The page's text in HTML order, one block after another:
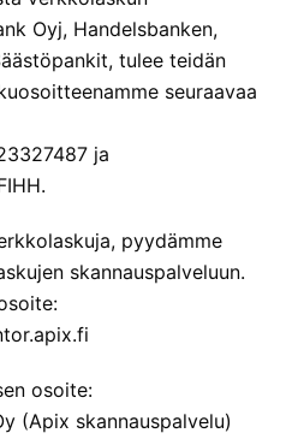
Oyj, Handelsbanken,
tulee teidän
seuraavaa
ja
pyydämme
skannauspalveluun.
osoite:
(Apix skannauspalvelu)